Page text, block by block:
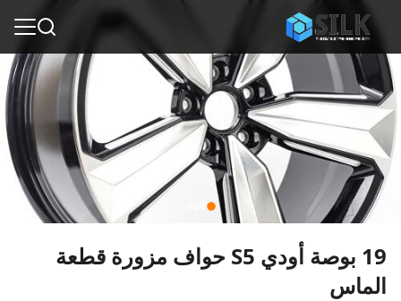
19 بوصة أودي S5 حواف مزورة قطعة
الماس